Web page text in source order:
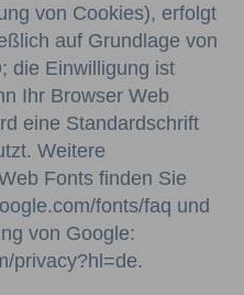
von Cookies), erfolgt
auf Grundlage von
die Einwilligung ist
Ihr Browser Web
eine Standardschrift
Weitere
Fonts finden Sie
fonts/faq und
von Google:
privacy?hl=de.